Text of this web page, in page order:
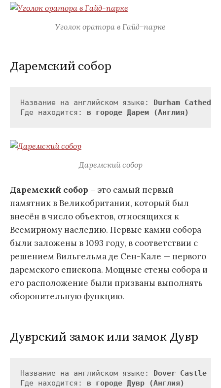
Уголок оратора в Гайд-парке
Даремский собор
Название на английском языке: Durham
Где находится: в городе Дарем (Англия)
Даремский собор
Даремский собор – это самый первый
памятник в Великобритании, который был
внесён в число объектов, относящихся к
Всемирному наследию. Первые камни собора
были заложены в 1093 году, в соответствии с
решением Вильгельма де Сен-Кале — первого
даремского епископа. Мощные стены собора и
его расположение были призваны выполнять
оборонительную функцию.
Дуврский замок или замок Дувр
Название на английском языке: Dover Castle
Где находится: в городе Дувр (Англия)